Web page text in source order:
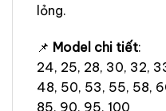
lỏng.
📌 Model chi tiết:
24, 25, 28, 30, 32,
48, 50, 53, 55, 58,
85, 90, 95, 100